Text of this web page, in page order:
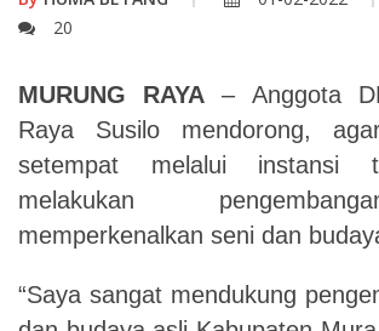
20
MURUNG RAYA – Anggota
Raya Susilo mendorong,
setempat melalui instansi
melakukan
memperkenalkan seni dan
“Saya sangat mendukung